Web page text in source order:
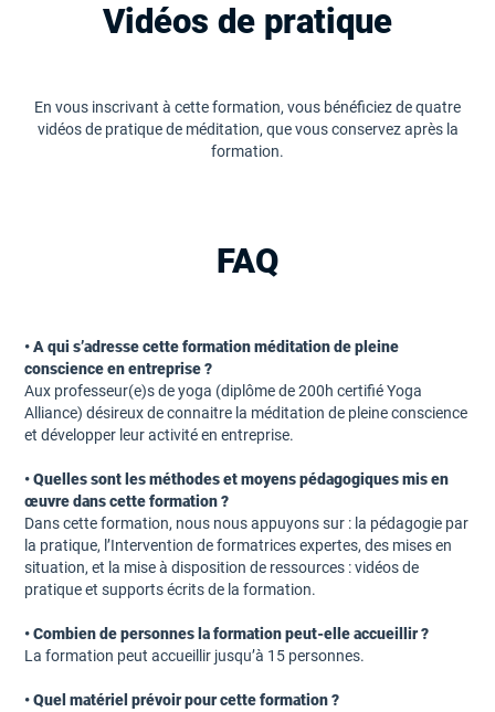
Vidéos de pratique
En vous inscrivant à cette formation, vous bénéficiez de quatre
vidéos de pratique de méditation, que vous conservez après la
formation.
FAQ
• A qui s’adresse cette formation méditation de pleine
conscience en entreprise ?
Aux professeur(e)s de yoga (diplôme de 200h certifié Yoga
Alliance) désireux de connaitre la méditation de pleine conscience
et développer leur activité en entreprise.
• Quelles sont les méthodes et moyens pédagogiques mis en
œuvre dans cette formation ?
Dans cette formation, nous nous appuyons sur : la pédagogie par
la pratique, l’Intervention de formatrices expertes, des mises en
situation, et la mise à disposition de ressources : vidéos de
pratique et supports écrits de la formation.
• Combien de personnes la formation peut-elle accueillir ?
La formation peut accueillir jusqu’à 15 personnes.
• Quel matériel prévoir pour cette formation ?